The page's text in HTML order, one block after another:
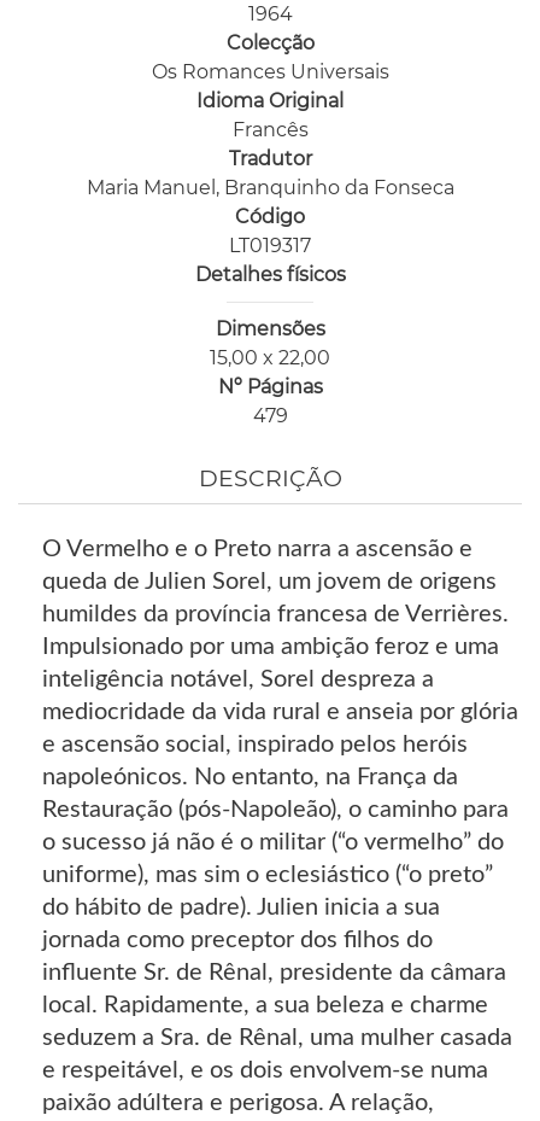
1964
Colecção
Os Romances Universais
Idioma Original
Francês
Tradutor
Maria Manuel, Branquinho da Fonseca
Código
LT019317
Detalhes físicos
Dimensões
15,00 x 22,00
Nº Páginas
479
DESCRIÇÃO
O Vermelho e o Preto narra a ascensão e
queda de Julien Sorel, um jovem de origens
humildes da província francesa de Verrières.
Impulsionado por uma ambição feroz e uma
inteligência notável, Sorel despreza a
mediocridade da vida rural e anseia por glória
e ascensão social, inspirado pelos heróis
napoleónicos. No entanto, na França da
Restauração (pós-Napoleão), o caminho para
o sucesso já não é o militar (“o vermelho” do
uniforme), mas sim o eclesiástico (“o preto”
do hábito de padre). Julien inicia a sua
jornada como preceptor dos filhos do
influente Sr. de Rênal, presidente da câmara
local. Rapidamente, a sua beleza e charme
seduzem a Sra. de Rênal, uma mulher casada
e respeitável, e os dois envolvem-se numa
paixão adúltera e perigosa. A relação,